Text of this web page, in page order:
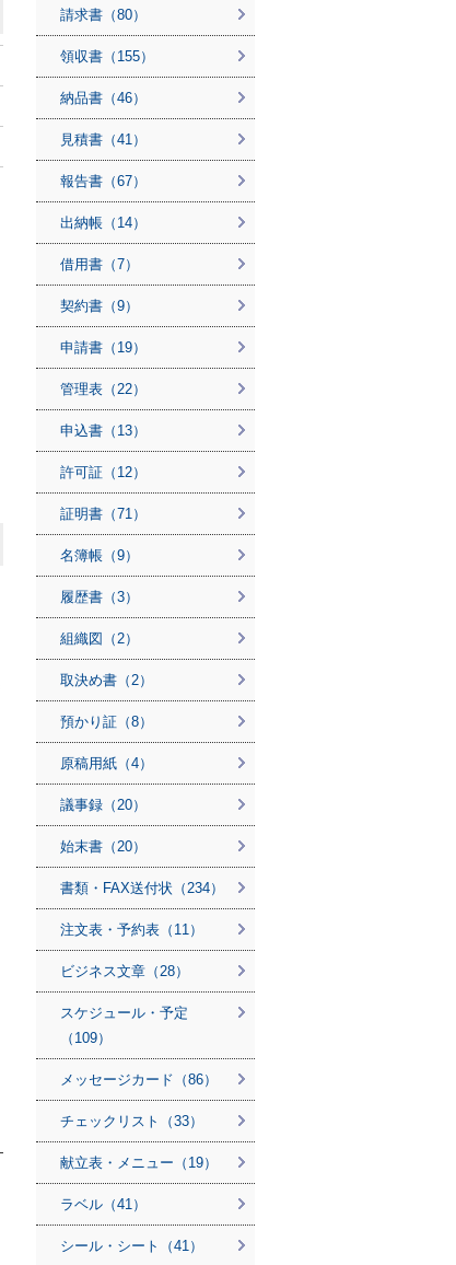
請求書（80）
領収書（155）
納品書（46）
見積書（41）
報告書（67）
出納帳（14）
借用書（7）
契約書（9）
申請書（19）
管理表（22）
申込書（13）
許可証（12）
証明書（71）
名簿帳（9）
履歴書（3）
組織図（2）
取決め書（2）
預かり証（8）
原稿用紙（4）
議事録（20）
始末書（20）
書類・FAX送付状（234）
注文表・予約表（11）
ビジネス文章（28）
スケジュール・予定
（109）
メッセージカード（86）
チェックリスト（33）
献立表・メニュー（19）
ラベル（41）
シール・シート（41）